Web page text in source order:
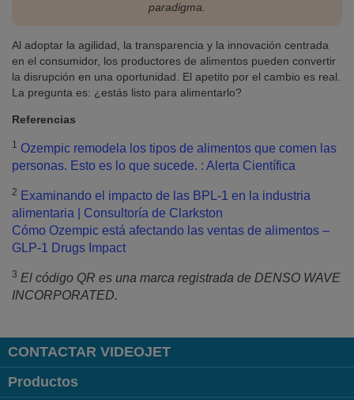
paradigma.
Al adoptar la agilidad, la transparencia y la innovación centrada
en el consumidor, los productores de alimentos pueden convertir
la disrupción en una oportunidad. El apetito por el cambio es real.
La pregunta es: ¿estás listo para alimentarlo?
Referencias
1 Ozempic remodela los tipos de alimentos que comen las
personas. Esto es lo que sucede. : Alerta Científica
2 Examinando el impacto de las BPL-1 en la industria
alimentaria | Consultoría de Clarkston
Cómo Ozempic está afectando las ventas de alimentos –
GLP-1 Drugs Impact
3 El código QR es una marca registrada de DENSO WAVE
INCORPORATED.
CONTACTAR VIDEOJET
Productos